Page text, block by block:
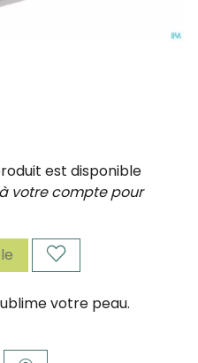
est disponible
votre compte pour
votre peau.